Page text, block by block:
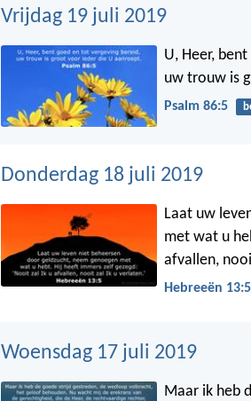
Vrijdag 19 juli 2019
U, Heer,
uw trouw is
Psalm 86:5
Donderdag 18 juli 2019
Laat uw
met wat u
afvallen,
Hebreeën 13:5
Woensdag 17 juli 2019
Maar ik heb